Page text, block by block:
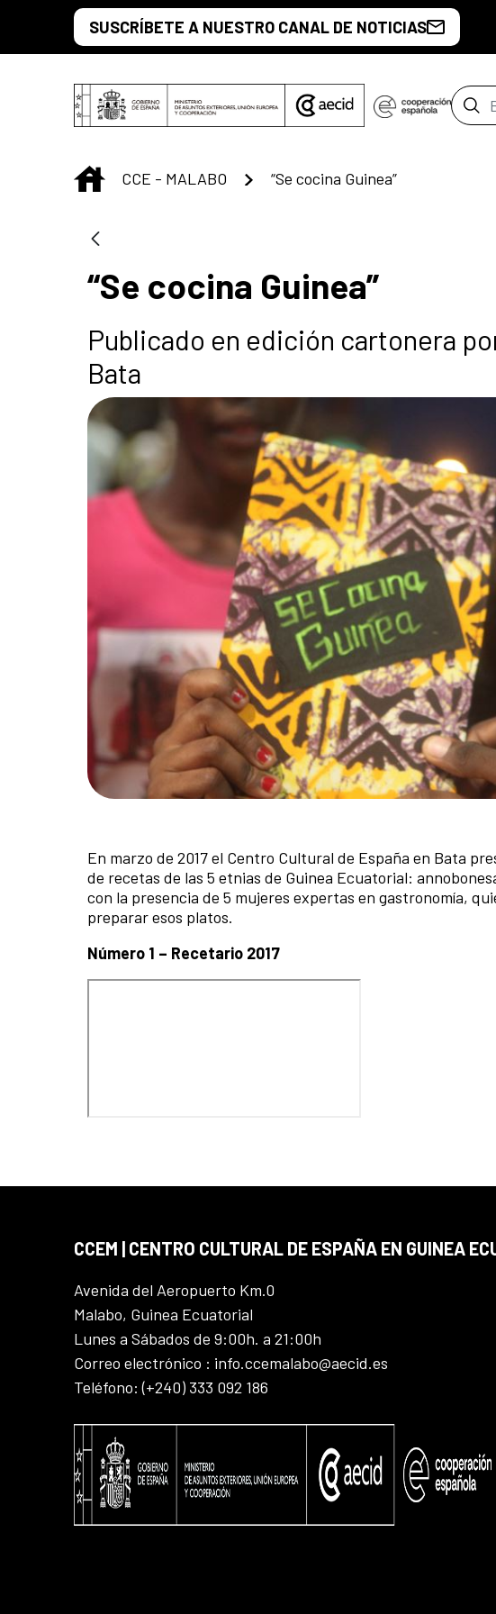
Saltar al contenido principal
SUSCRÍBETE A NUESTRO CANAL DE NOTICIAS
INICIO
CCE - MALABO “Se cocina Guinea”
“Se cocina Guinea”
Publicado en edición cartonera
Bata
En marzo de 2017 el Centro Cultural de España en Bata
de recetas de las 5 etnias de Guinea Ecuatorial:
con la presencia de 5 mujeres expertas en gastronomía,
preparar esos platos.
Número 1 – Recetario 2017
CCEM | CENTRO CULTURAL DE ESPAÑA EN GUINEA
Avenida del Aeropuerto Km.0
Malabo, Guinea Ecuatorial
Lunes a Sábados de 9:00h. a 21:00h
Correo electrónico : info.ccemalabo@aecid.es
Teléfono: (+240) 333 092 186